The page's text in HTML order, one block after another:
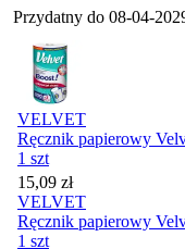
Przydatny do 08-04-
VELVET
Ręcznik papierowy
1 szt
Cena
15,09 zł
VELVET
Ręcznik papierowy
1 szt